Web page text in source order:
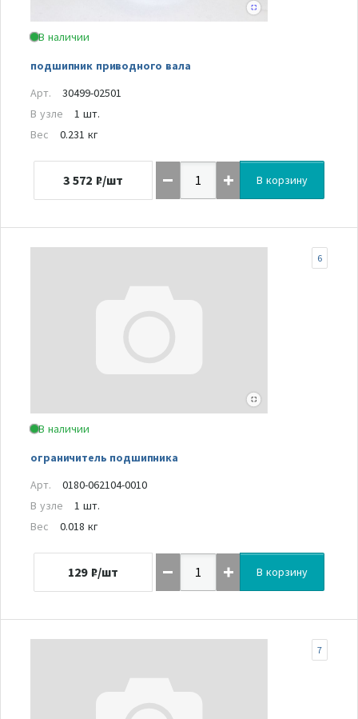
В наличии
подшипник приводного вала
Арт.
30499-02501
В узле
1 шт.
Вес
0.231 кг
3 572 ₽/шт В корзину
В наличии
ограничитель подшипника
6
Арт.
0180-062104-0010
В узле
1 шт.
Вес
0.018 кг
129 ₽/шт В корзину
7